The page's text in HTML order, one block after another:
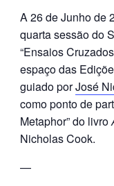
A 26 de Junho de
quarta sessão do
“Ensaios
espaço das
guiado porJosé
como ponto de
Metaphor” do livro
Nicholas Cook.
—